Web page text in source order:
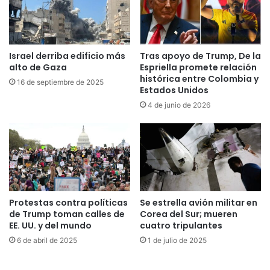
Israel derriba edificio más
alto de Gaza
16 de septiembre de 2025
Tras apoyo de Trump, De la
Espriella promete relación
histórica entre Colombia y
Estados Unidos
4 de junio de 2026
Protestas contra políticas
de Trump toman calles de
EE. UU. y del mundo
6 de abril de 2025
Se estrella avión militar en
Corea del Sur; mueren
cuatro tripulantes
1 de julio de 2025